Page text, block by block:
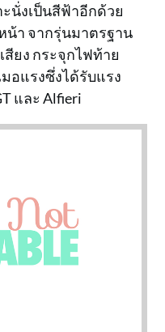
ะนั่งเป็นสีฟ้าอีกด้วย
น้า จากรุ่นมาตรฐาน
ยง กระจุกไฟท้าย
อแรงซึ่งได้รับแรง
และ Alfieri